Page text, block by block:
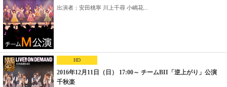
出演者：安田桃寧 川上千尋 小嶋花...
HD
2016年12月11日（日） 17:00～ チームBII「逆上がり」公演
千秋楽